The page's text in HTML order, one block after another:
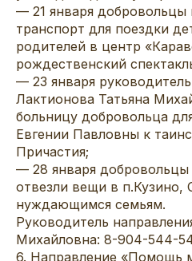
— 21 января добровольцы
транспорт для поездки
родителей в центр
рождественский
— 23 января
Лактионова Татьяна
больницу добровольца
Евгении Павловны к
Причастия;
— 28 января
отвезли вещи в п.Кузино,
нуждающимся семьям.
Руководитель
Михайловна: 8-904-544-
6. Направление «Помощь